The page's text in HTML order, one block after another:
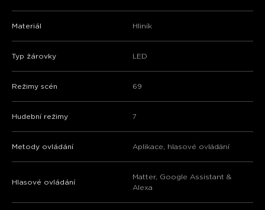
Materiál ‎Hliník
Typ žárovky ‎LED
Režimy scén 69
Hudební režimy 7
Metody ovládání Aplikace, hlasové ovládání
Hlasové ovládání
Matter, Google Assistant &
Alexa